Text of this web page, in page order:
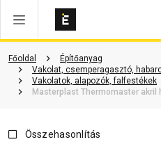
Főoldal
Építőanyag
Vakolat, csemperagasztó,
Vakolatok, alapozók, falfestékek
Masterplast Thermomaster akril
Termékinformáció
Összehasonlítás